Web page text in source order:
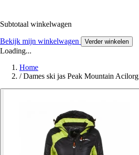
Subtotaal winkelwagen
Bekijk mijn winkelwagen Verder winkelen
Loading...
Home
/ Dames ski jas Peak Mountain Acilorg